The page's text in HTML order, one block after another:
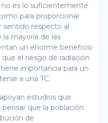
es lo suficientemente
para proporcionar
sentido respecto al
la mayoría de las
un enorme beneficio
el riesgo de radiación
importancia para un
a una TC.
estudios que
que la población
de